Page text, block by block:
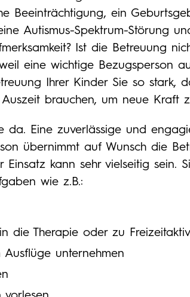
Beeinträchtigung, ein
Autismus-Spektrum-Störung
Ist die Betreuung
eine wichtige Bezugsperson
Ihrer Kinder Sie so stark,
brauchen, um neue Kraft
da. Eine zuverlässige und
übernimmt auf Wunsch die
Einsatz kann sehr vielseitig sein.
wie z.B.:
die Therapie oder zu
Ausflüge unternehmen